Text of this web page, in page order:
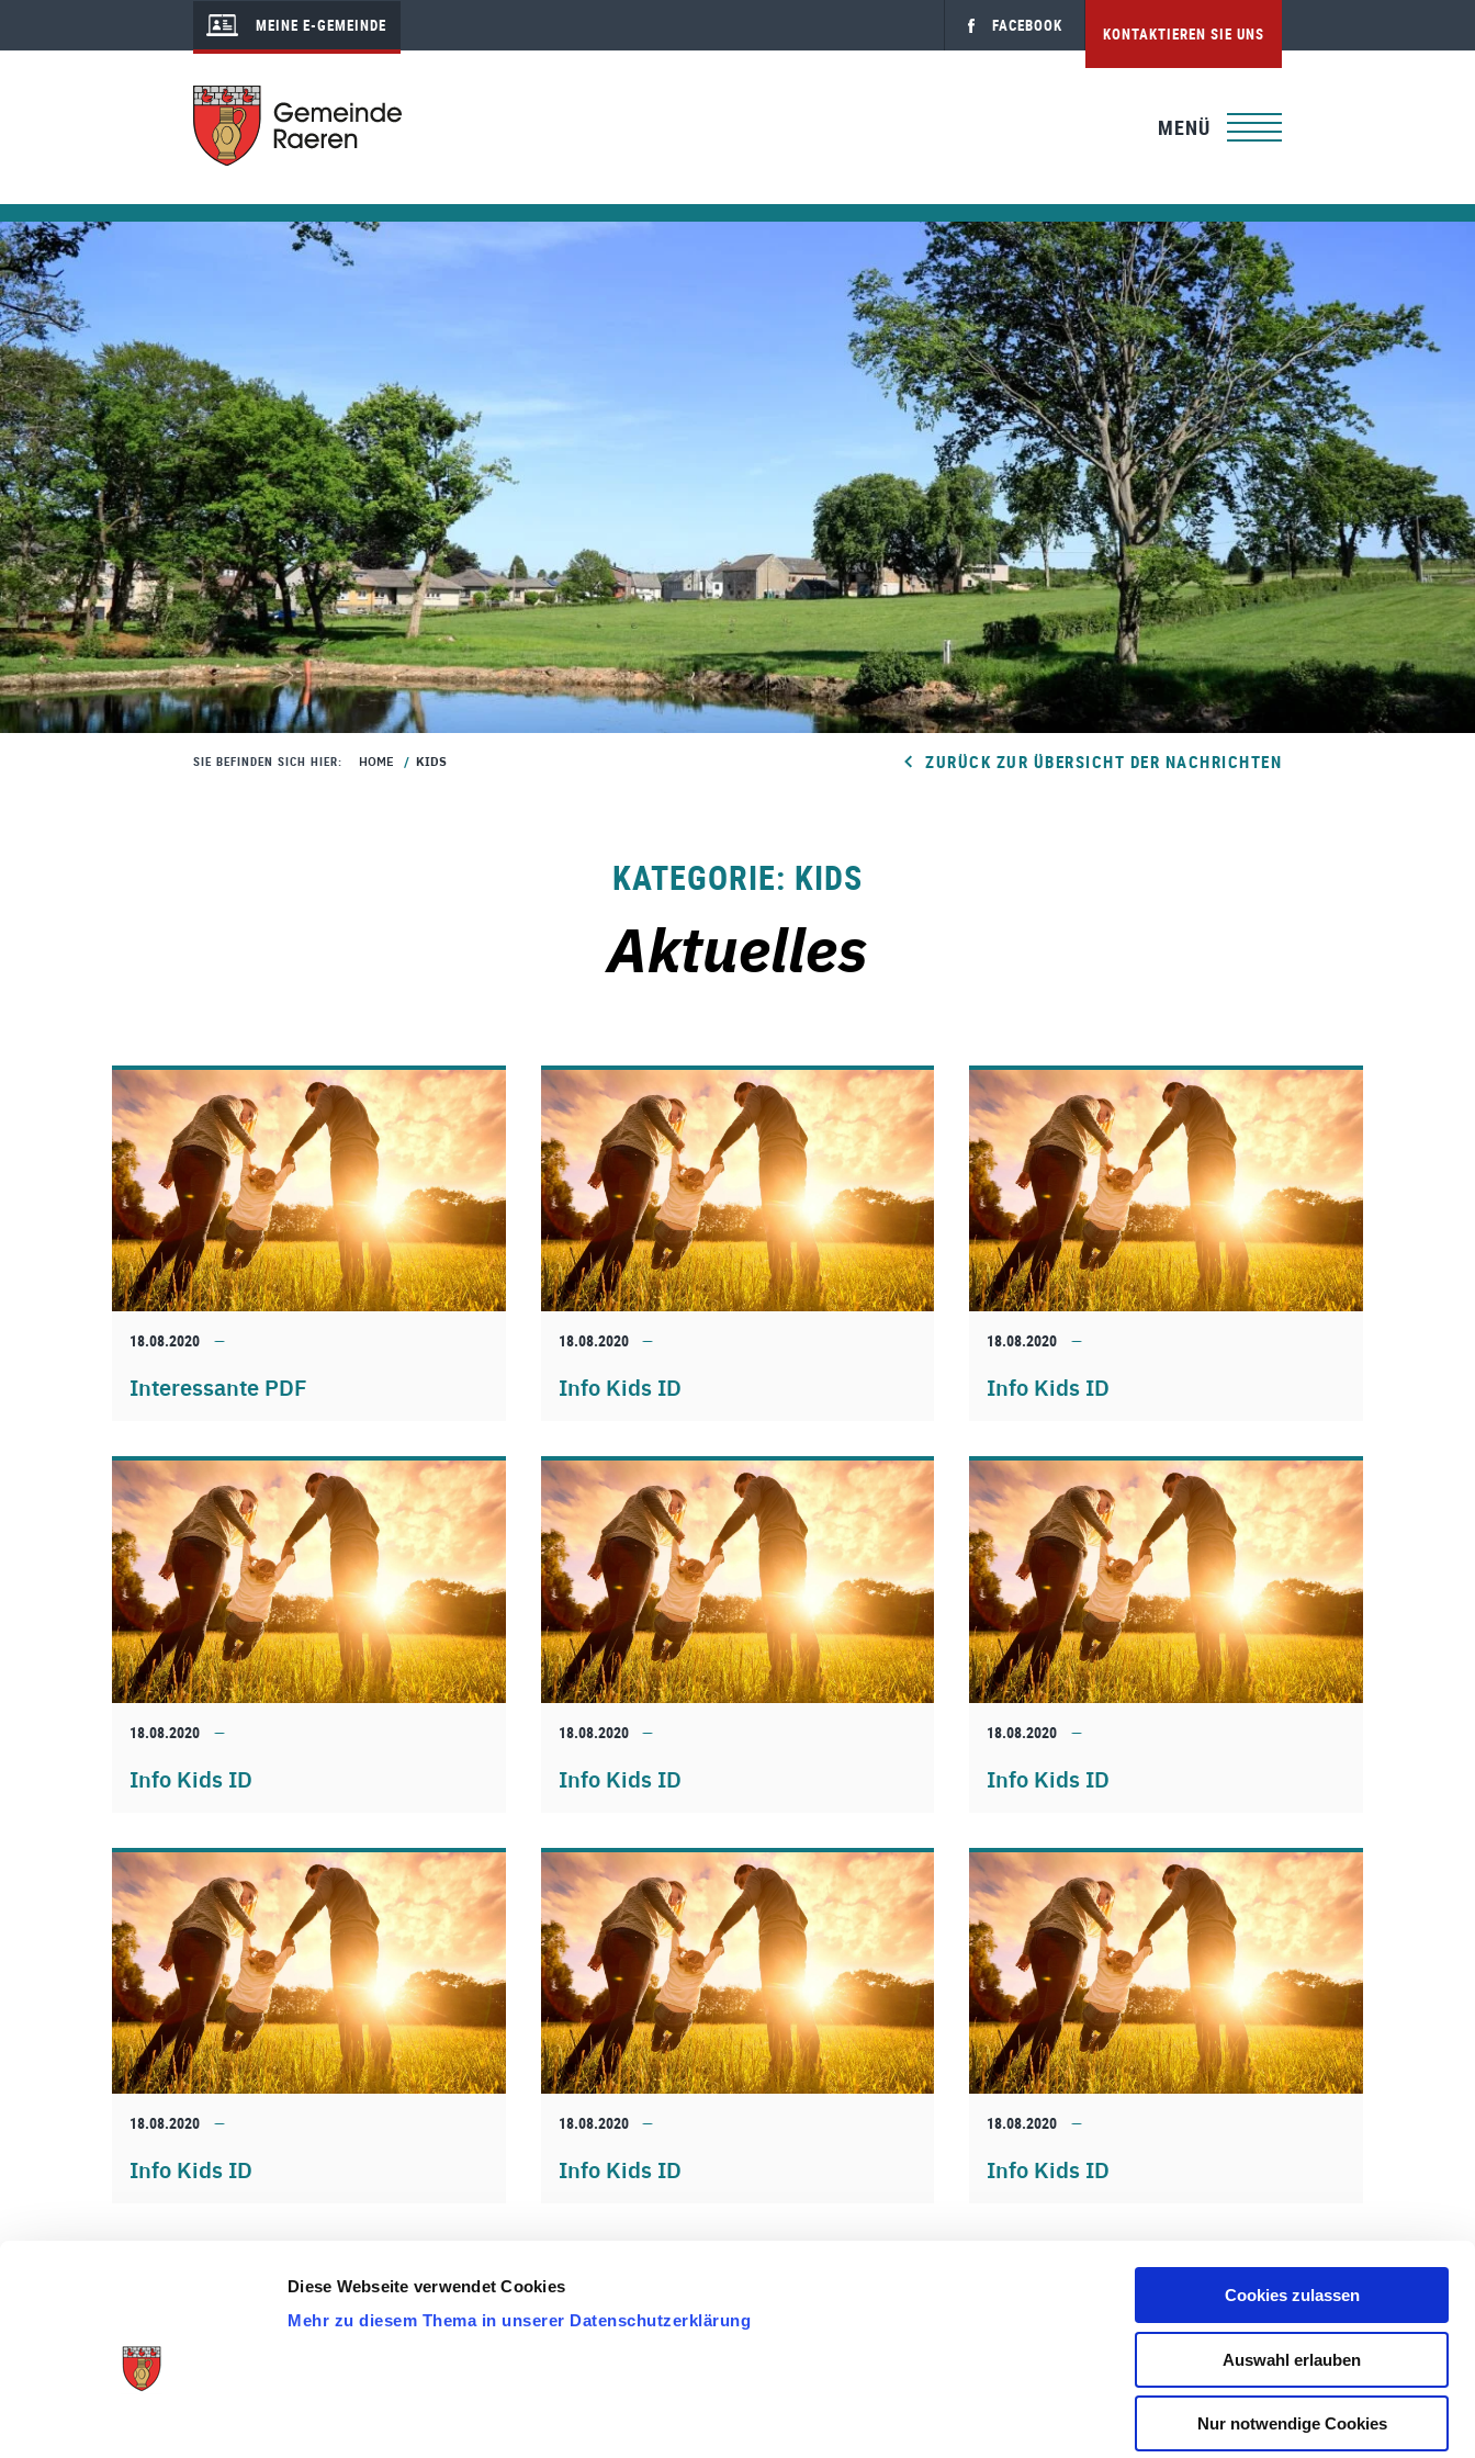
Diese Webseite verwendet Cookies
Mehr zu diesem Thema in unserer Datenschutzerklärung
Cookies zulassen
Auswahl erlauben
Nur notwendige Cookies
MEINE E-GEMEINDE FACEBOOK KONTAKTIEREN SIE UNS
MENÜ
SIE BEFINDEN SICH HIER: HOME / KIDS ZURÜCK ZUR ÜBERSICHT DER NACHRICHTEN
KATEGORIE: KIDS
Aktuelles
18.08.2020
Interessante PDF
18.08.2020
Info Kids ID
18.08.2020
Info Kids ID
18.08.2020
Info Kids ID
18.08.2020
Info Kids ID
18.08.2020
Info Kids ID
18.08.2020
Info Kids ID
18.08.2020
Info Kids ID
18.08.2020
Info Kids ID